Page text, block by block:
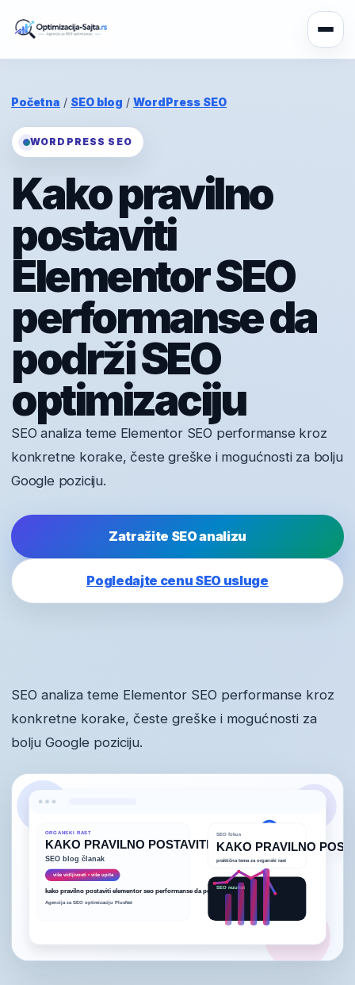
Početna / SEO blog / WordPress SEO
WORDPRESS SEO
Kako pravilno
postaviti
Elementor SEO
performanse da
podrži SEO
optimizaciju
SEO analiza teme Elementor SEO performanse kroz
konkretne korake, česte greške i mogućnosti za bolju
Google poziciju.
Zatražite SEO analizu
Pogledajte cenu SEO usluge
SEO analiza teme Elementor SEO performanse kroz
konkretne korake, česte greške i mogućnosti za
bolju Google poziciju.